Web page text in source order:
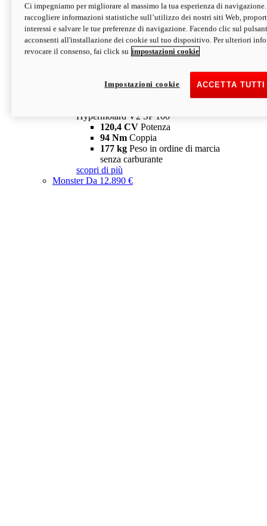
Hypermotard V2 SP
120,4 CVPotenza
94 NmCoppia
177 kgPeso in ordine di marcia
senza carburante
Depotenziata 35 kW: 18.890 € i
configura scopri di più
Hypermotard V2 SP 100
120,4 CV Potenza
94 Nm Coppia
177 kg Peso in ordine di marcia
senza carburante
scopri di più
MonsterDa 12.890 €
Ci impegniamo per migliorare al massimo la tua esperienza di
raccogliere informazioni statistiche sull’utilizzo dei nostri siti Web,
interessi e salvare le tue preferenze di navigazione. Facendo clic sul
acconsenti all'installazione dei cookie sul tuo dispositivo. Per ulteriori
revocare il consenso, fai click su impostazioni cookie
ACCETTA
Impostazioni cookie